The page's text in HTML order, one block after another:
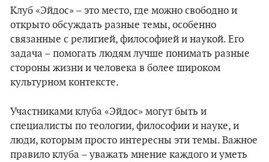
Клуб «Эйдос» – это место, где можно свободно и
открыто обсуждать разные темы, особенно
связанные с религией, философией и наукой. Его
задача – помогать людям лучше понимать разные
стороны жизни и человека в более широком
культурном контексте.
Участниками клуба «Эйдос» могут быть и
специалисты по теологии, философии и науке, и
люди, которым просто интересны эти темы. Важное
правило клуба – уважать мнение каждого и уметь